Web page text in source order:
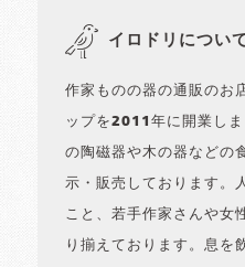
イロドリについ
作家ものの器の通販のお
ップを2011年に開業し
の陶磁器や木の器などの
示・販売しております。
こと、若手作家さんや女
り揃えております。息を